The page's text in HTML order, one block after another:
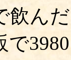
飲ん
で